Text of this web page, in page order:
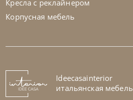
Кресла с реклайнером
Корпусная мебель
Ideecasainterior
итальянская мебель